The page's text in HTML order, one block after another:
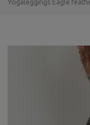
Yogaleggings Eagle